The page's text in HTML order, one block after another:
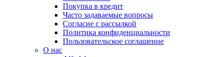
Покупка в кредит
Часто задаваемые вопросы
Согласие с рассылкой
Политика конфиденциальности
Пользовательское соглашение
О нас